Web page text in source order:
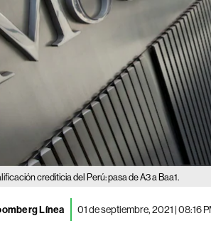
crediticia del Perú: pasa de A3 a Baa1.
Línea 01 de septiembre, 2021 | 08:16